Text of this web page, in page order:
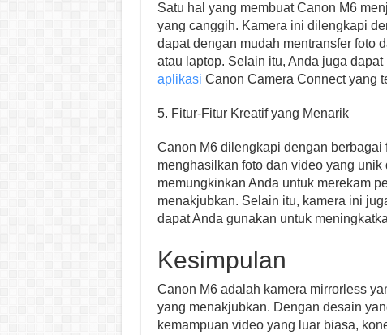
Satu hal yang membuat Canon M6
yang canggih. Kamera ini dilengkapi
dapat dengan mudah mentransfer foto
atau laptop. Selain itu, Anda juga
aplikasi Canon Camera Connect yang
5. Fitur-Fitur Kreatif yang Menarik
Canon M6 dilengkapi dengan
menghasilkan foto dan video yang
memungkinkan Anda untuk merekam
menakjubkan. Selain itu, kamera ini
dapat Anda gunakan untuk
Kesimpulan
Canon M6 adalah kamera mirrorless
yang menakjubkan. Dengan desain
kemampuan video yang luar biasa,